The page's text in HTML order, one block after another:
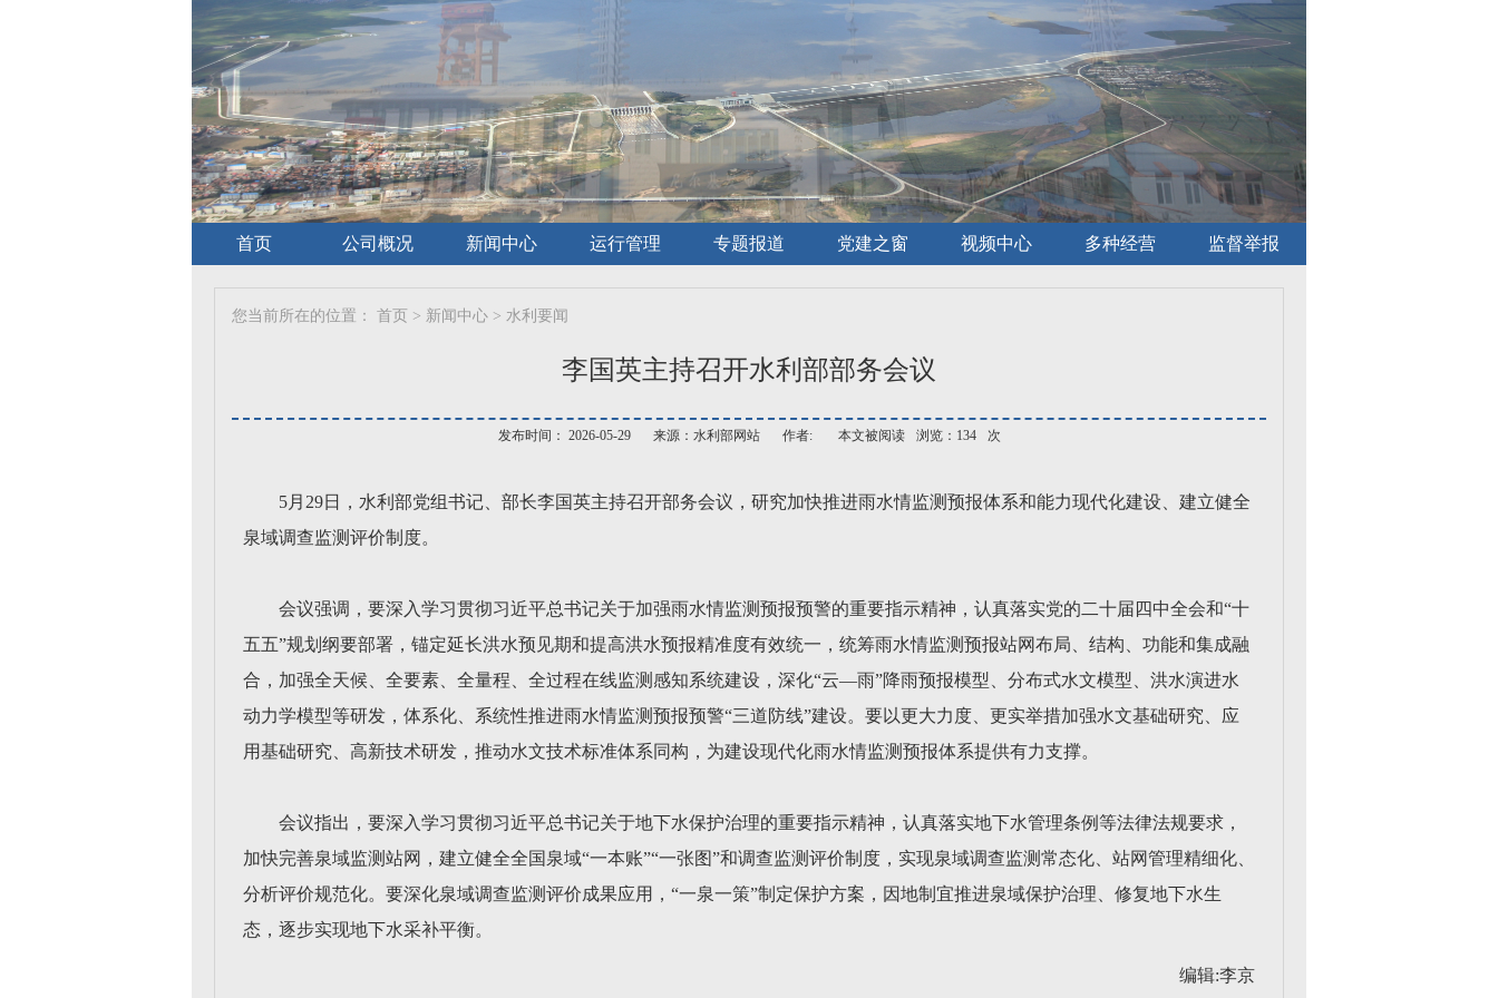
首页 公司概况 新闻中心 运行管理 专题报道 党建之窗 视频中心 多种经营 监督举报
您当前所在的位置： 首页 > 新闻中心 > 水利要闻
李国英主持召开水利部部务会议
发布时间： 2026-05-29 来源：水利部网站 作者: 本文被阅读 浏览：134 次
5月29日，水利部党组书记、部长李国英主持召开部务会议，研究加快推进雨水情监测预报体系和能力现代化建设、建立健全
泉域调查监测评价制度。
会议强调，要深入学习贯彻习近平总书记关于加强雨水情监测预报预警的重要指示精神，认真落实党的二十届四中全会和“十
五五”规划纲要部署，锚定延长洪水预见期和提高洪水预报精准度有效统一，统筹雨水情监测预报站网布局、结构、功能和集成融
合，加强全天候、全要素、全量程、全过程在线监测感知系统建设，深化“云—雨”降雨预报模型、分布式水文模型、洪水演进水
动力学模型等研发，体系化、系统性推进雨水情监测预报预警“三道防线”建设。要以更大力度、更实举措加强水文基础研究、应
用基础研究、高新技术研发，推动水文技术标准体系同构，为建设现代化雨水情监测预报体系提供有力支撑。
会议指出，要深入学习贯彻习近平总书记关于地下水保护治理的重要指示精神，认真落实地下水管理条例等法律法规要求，
加快完善泉域监测站网，建立健全全国泉域“一本账”“一张图”和调查监测评价制度，实现泉域调查监测常态化、站网管理精细化、
分析评价规范化。要深化泉域调查监测评价成果应用，“一泉一策”制定保护方案，因地制宜推进泉域保护治理、修复地下水生
态，逐步实现地下水采补平衡。
编辑:李京